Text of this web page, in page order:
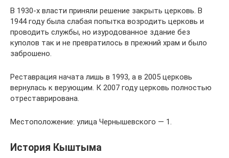
В 1930-х власти приняли решение закрыть церковь. В
1944 году была слабая попытка возродить церковь и
проводить службы, но изуродованное здание без
куполов так и не превратилось в прежний храм и было
заброшено.
Реставрация начата лишь в 1993, а в 2005 церковь
вернулась к верующим. К 2007 году церковь полностью
отреставрирована.
Местоположение: улица Чернышевского — 1.
История Кыштыма